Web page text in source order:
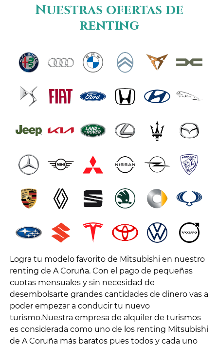
Nuestras ofertas de
renting
Logra tu modelo favorito de Mitsubishi en nuestro
renting de A Coruña. Con el pago de pequeñas
cuotas mensuales y sin necesidad de
desembolsarte grandes cantidades de dinero vas a
poder empezar a conducir tu nuevo
turismo.Nuestra empresa de alquiler de turismos
es considerada como uno de los renting Mitsubishi
de A Coruña más baratos pues todos y cada uno